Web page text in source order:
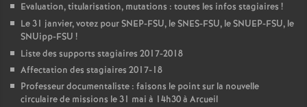
Evaluation, titularisation, mutations : toutes les infos stagiaires !
Le 31 janvier, votez pourSNEP-FSU, leSNES-FSU, leSNUEP-FSU, le
SNUipp-FSU !
Liste des supports stagiaires 2017-2018
Affectation des stagiaires 2017-18
Professeur documentaliste : faisons le point sur la nouvelle
circulaire de missions le 31 mai à 14h30 à Arcueil